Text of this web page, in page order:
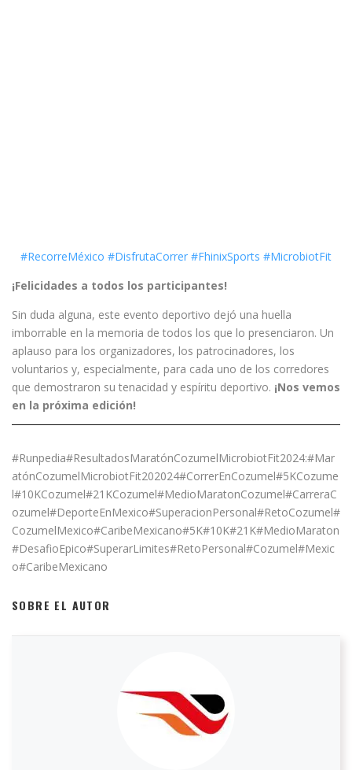
#RecorreMéxico #DisfrutaCorrer #FhinixSports #MicrobiotFit
¡Felicidades a todos los participantes!
Sin duda alguna, este evento deportivo dejó una huella
imborrable en la memoria de todos los que lo presenciaron. Un
aplauso para los organizadores, los patrocinadores, los
voluntarios y, especialmente, para cada uno de los corredores
que demostraron su tenacidad y espíritu deportivo. ¡Nos vemos
en la próxima edición!
#Runpedia#ResultadosMaratónCozumelMicrobiotFit2024:#Mar
atónCozumelMicrobiotFit202024#CorrerEnCozumel#5KCozume
l#10KCozumel#21KCozumel#MedioMaratonCozumel#CarreraC
ozumel#DeporteEnMexico#SuperacionPersonal#RetoCozumel#
CozumelMexico#CaribeMexicano#5K#10K#21K#MedioMaraton
#DesafioEpico#SuperarLimites#RetoPersonal#Cozumel#Mexic
o#CaribeMexicano
SOBRE EL AUTOR